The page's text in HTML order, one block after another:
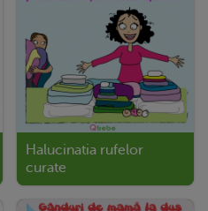
Halucinatia rufelor
curate